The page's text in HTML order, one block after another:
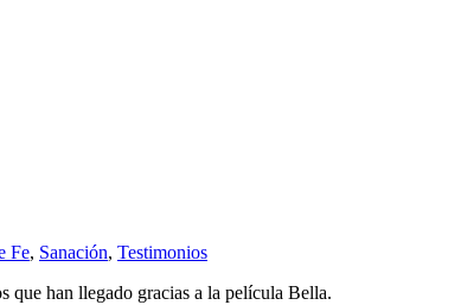
Fe, Sanación, Testimonios
que han llegado gracias a la película Bella.